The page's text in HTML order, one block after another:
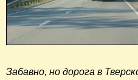
Забавно, но дорога в